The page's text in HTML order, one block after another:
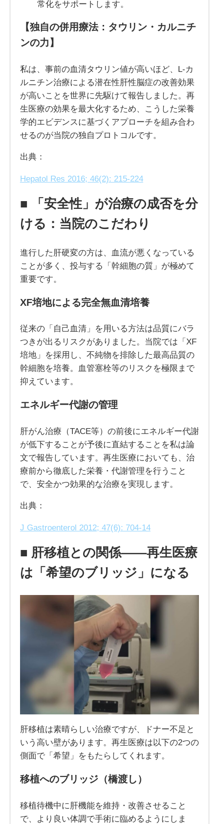
常化をサポートします。
【独自の併用療法：タウリン・カルニチ
ンの力】
私は、事前の血清タウリン値が高いほど、L-カ
ルニチン治療による潜在性肝性脳症の改善効果
が高いことを世界に先駆けて報告しました。再
生医療の効果を最大化するため、こうした栄養
学的エビデンスに基づくアプローチを組み合わ
せるのが当院の独自プロトコルです。
出典：
Hepatol Res 2016; 46(2): 215-224
■
「安全性」が治療の成否を分
ける：当院のこだわり
進行した肝硬変の方は、血流が悪くなっている
ことが多く、投与する「幹細胞の質」が極めて
重要です。
XF培地による完全無血清培養
従来の「自己血清」を用いる方法は品質にバラ
つきが出るリスクがありました。当院では「XF
培地」を採用し、不純物を排除した最高品質の
幹細胞を培養。血管塞栓等のリスクを極限まで
抑えています。
エネルギー代謝の管理
肝がん治療（TACE等）の前後にエネルギー代謝
が低下することが予後に直結することを私は論
文で報告しています。再生医療においても、治
療前から徹底した栄養・代謝管理を行うこと
で、安全かつ効果的な治療を実現します。
出典：
J Gastroenterol 2012; 47(6): 704-14
■ 肝移植との関係——再生医療
は「希望のブリッジ」になる
肝移植は素晴らしい治療ですが、ドナー不足と
いう高い壁があります。再生医療は以下の2つの
側面で「希望」をもたらしてくれます。
移植へのブリッジ（橋渡し）
移植待機中に肝機能を維持・改善させること
で、より良い体調で手術に臨めるようにしま